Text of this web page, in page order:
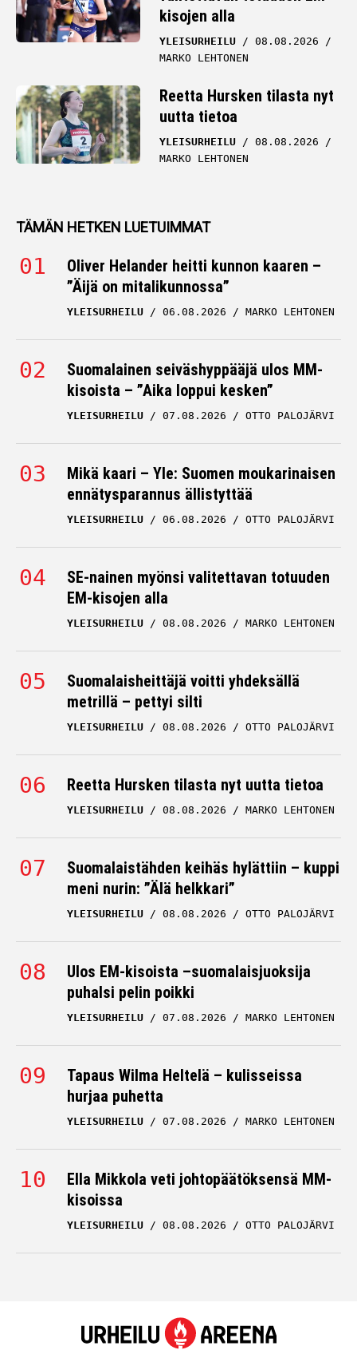
kisojen alla
YLEISURHEILU
08.08.2026
MARKO LEHTONEN
Reetta Hursken tilasta nyt
uutta tietoa
YLEISURHEILU
08.08.2026
MARKO LEHTONEN
TÄMÄN HETKEN LUETUIMMAT
Oliver Helander heitti kunnon kaaren –
”Äijä on mitalikunnossa”
YLEISURHEILU 06.08.2026 MARKO LEHTONEN
Suomalainen seiväshyppääjä ulos MM-
kisoista – ”Aika loppui kesken”
YLEISURHEILU 07.08.2026 OTTO PALOJÄRVI
Mikä kaari – Yle: Suomen moukarinaisen
ennätysparannus ällistyttää
YLEISURHEILU 06.08.2026 OTTO PALOJÄRVI
SE-nainen myönsi valitettavan totuuden
EM-kisojen alla
YLEISURHEILU 08.08.2026 MARKO LEHTONEN
Suomalaisheittäjä voitti yhdeksällä
metrillä – pettyi silti
YLEISURHEILU 08.08.2026 OTTO PALOJÄRVI
Reetta Hursken tilasta nyt uutta tietoa
YLEISURHEILU 08.08.2026 MARKO LEHTONEN
Suomalaistähden keihäs hylättiin – kuppi
meni nurin: ”Älä helkkari”
YLEISURHEILU 08.08.2026 OTTO PALOJÄRVI
Ulos EM-kisoista –suomalaisjuoksija
puhalsi pelin poikki
YLEISURHEILU 07.08.2026 MARKO LEHTONEN
Tapaus Wilma Heltelä – kulisseissa
hurjaa puhetta
YLEISURHEILU 07.08.2026 MARKO LEHTONEN
Ella Mikkola veti johtopäätöksensä MM-
kisoissa
YLEISURHEILU 08.08.2026 OTTO PALOJÄRVI